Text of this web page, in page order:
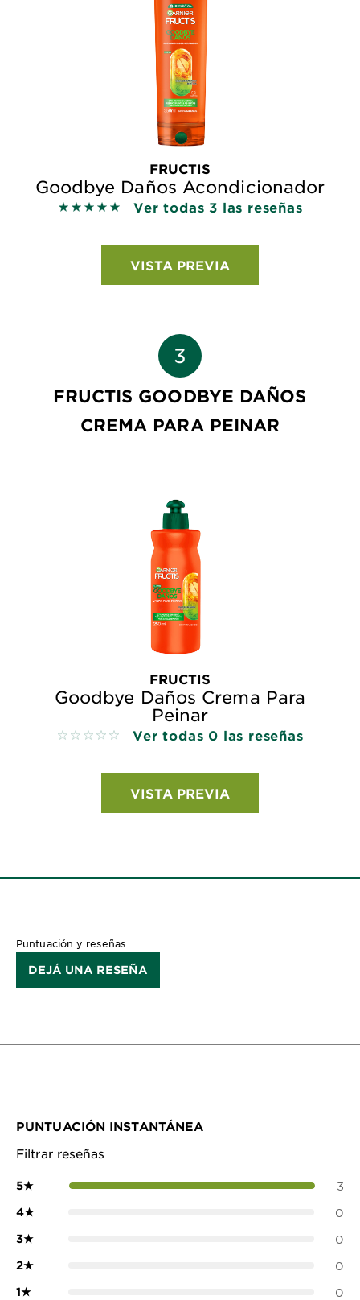
FRUCTIS
Goodbye Daños Acondicionador
5 out of 5 stars based on reviews
Ver todas 3 las reseñas
VISTA PREVIA
FRUCTIS GOODBYE DAÑOS
CREMA PARA PEINAR
FRUCTIS
Goodbye Daños Crema Para
Peinar
No reviews Ver todas 0 las reseñas
VISTA PREVIA
Puntuación y reseñas
DEJÁ UNA RESEÑA
PUNTUACIÓN INSTANTÁNEA
Filtrar reseñas
5★ 3
4★ 0
3★ 0
2★ 0
1★ 0